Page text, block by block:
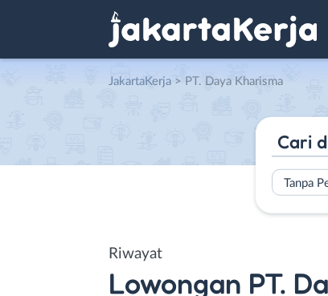
JakartaKerja > PT. Daya Kharisma
Tanpa
Riwayat
Lowongan PT.